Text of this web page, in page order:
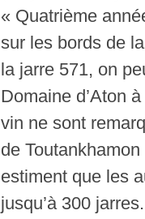
« Quatrième
sur les bords de
la jarre 571, on
Domaine d’Aton
vin ne sont
de
estiment que les
jusqu’à 300